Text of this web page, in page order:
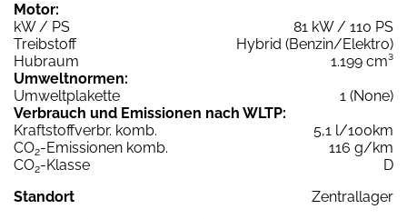
Motor:
kW / PS
81 kW / 110 PS
Treibstoff
Hybrid (Benzin/Elektro)
Hubraum
1.199 cm³
Umweltnormen:
Umweltplakette
1 (None)
Verbrauch und Emissionen nach WLTP:
Kraftstoffverbr. komb.
5,1 l/100km
CO2-Emissionen komb.
116 g/km
CO2-Klasse
D
Standort
Zentrallager